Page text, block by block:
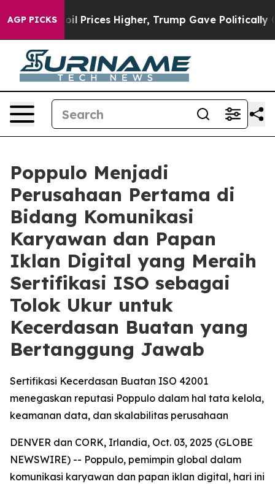
AGP PICKSoil Prices Higher, Trump Gave Politically
Poppulo Menjadi
Perusahaan Pertama di
Bidang Komunikasi
Karyawan dan Papan
Iklan Digital yang Meraih
Sertifikasi ISO sebagai
Tolok Ukur untuk
Kecerdasan Buatan yang
Bertanggung Jawab
Sertifikasi Kecerdasan Buatan ISO 42001
menegaskan reputasi Poppulo dalam hal tata kelola,
keamanan data, dan skalabilitas perusahaan
DENVER dan CORK, Irlandia, Oct. 03, 2025 (GLOBE
NEWSWIRE) -- Poppulo, pemimpin global dalam
komunikasi karyawan dan papan iklan digital, hari ini